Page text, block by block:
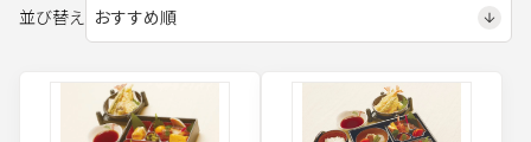
並び替え